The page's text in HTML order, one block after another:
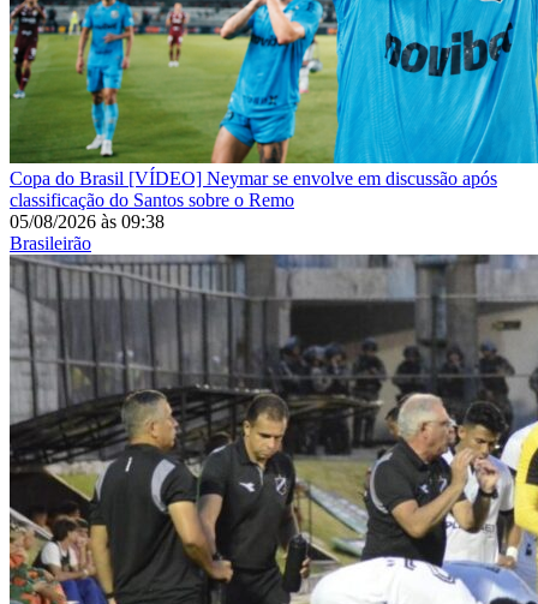
Copa do Brasil [VÍDEO] Neymar se envolve em discussão após
classificação do Santos sobre o Remo
05/08/2026 às 09:38
Brasileirão